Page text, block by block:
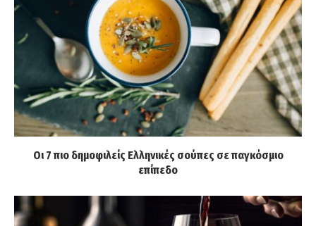
Οι 7 πιο δημοφιλείς Ελληνικές σούπες σε παγκόσμιο
επίπεδο